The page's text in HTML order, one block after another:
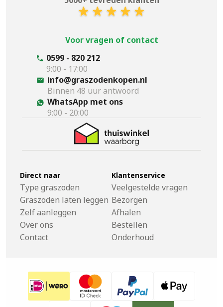
Voor vragen of contact
0599 - 820 212
9:00 - 17:00
info@graszodenkopen.nl
Binnen 48 uur antwoord
WhatsApp met ons
9:00 - 20:00
Direct naar
Type graszoden
Graszoden laten leggen
Zelf aanleggen
Over ons
Contact
Klantenservice
Veelgestelde vragen
Bezorgen
Afhalen
Bestellen
Onderhoud